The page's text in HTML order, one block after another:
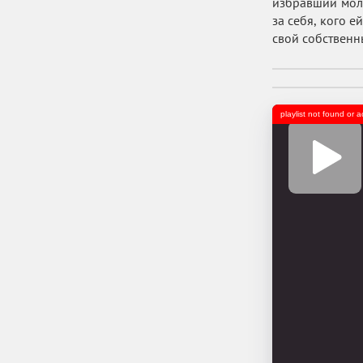
за себя, кого
свой
playlist not found or